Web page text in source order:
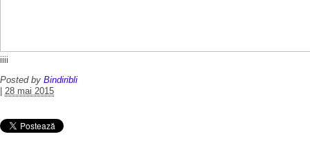
iiii
Posted by Bindiribli
28 mai 2015